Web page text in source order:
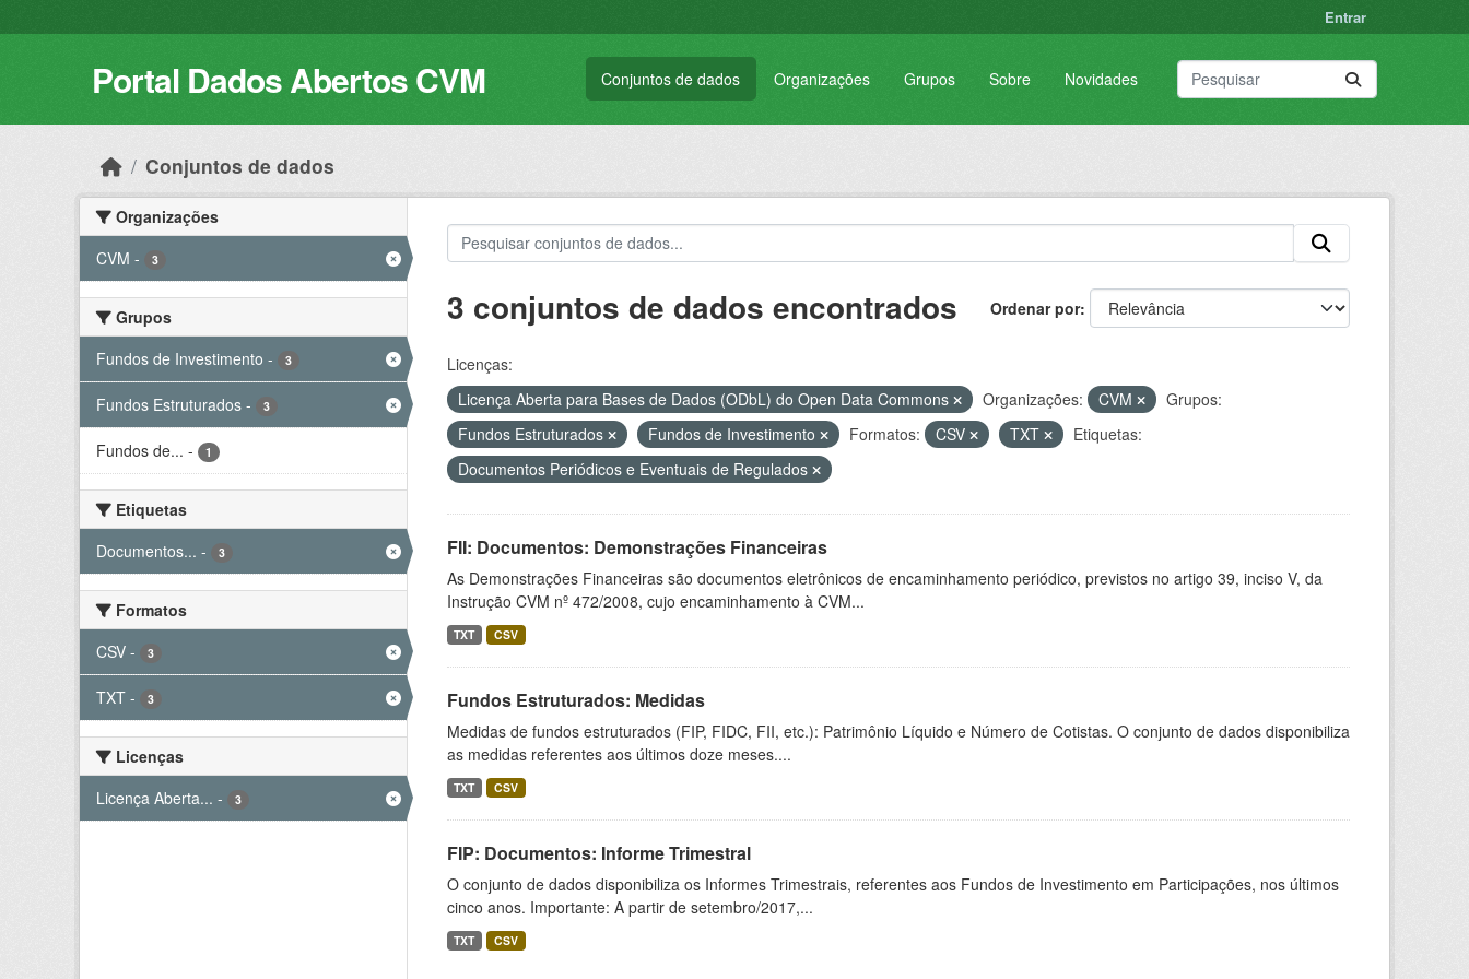
Entrar
Portal Dados Abertos CVM Conjuntos de dados Organizações Grupos Sobre Novidades
Conjuntos de dados
Organizações
CVM - 3
Grupos
Fundos de Investimento - 3
Fundos Estruturados - 3
Fundos de... - 1
Etiquetas
Documentos... - 3
Formatos
CSV - 3
TXT - 3
Licenças
Licença Aberta... - 3
Ordenar por
3 conjuntos de dados encontrados
Licenças:
Licença Aberta para Bases de Dados (ODbL) do Open Data Commons
Organizações: CVM
Grupos:
Fundos Estruturados
Fundos de Investimento Formatos: CSV TXT
Etiquetas:
Documentos Periódicos e Eventuais de Regulados
FII: Documentos: Demonstrações Financeiras
As Demonstrações Financeiras são documentos eletrônicos de encaminhamento periódico, previstos no artigo 39, inciso V, da
Instrução CVM nº 472/2008, cujo encaminhamento à CVM...
TXT CSV
Fundos Estruturados: Medidas
Medidas de fundos estruturados (FIP, FIDC, FII, etc.): Patrimônio Líquido e Número de Cotistas. O conjunto de dados disponibiliza
as medidas referentes aos últimos doze meses....
TXT CSV
FIP: Documentos: Informe Trimestral
O conjunto de dados disponibiliza os Informes Trimestrais, referentes aos Fundos de Investimento em Participações, nos últimos
cinco anos. Importante: A partir de setembro/2017,...
TXT CSV